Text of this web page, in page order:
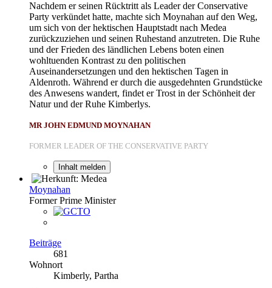
Nachdem er seinen Rücktritt als Leader der Conservative
Party verkündet hatte, machte sich Moynahan auf den Weg,
um sich von der hektischen Hauptstadt nach Medea
zurückzuziehen und seinen Ruhestand anzutreten. Die Ruhe
und der Frieden des ländlichen Lebens boten einen
wohltuenden Kontrast zu den politischen
Auseinandersetzungen und den hektischen Tagen in
Aldenroth. Während er durch die ausgedehnten Grundstücke
des Anwesens wandert, findet er Trost in der Schönheit der
Natur und der Ruhe Kimberlys.
MR JOHN EDMUND MOYNAHAN
FORMER LEADER OF THE CONSERVATIVE PARTY
Inhalt melden
Moynahan
Former Prime Minister
Beiträge
681
Wohnort
Kimberly, Partha